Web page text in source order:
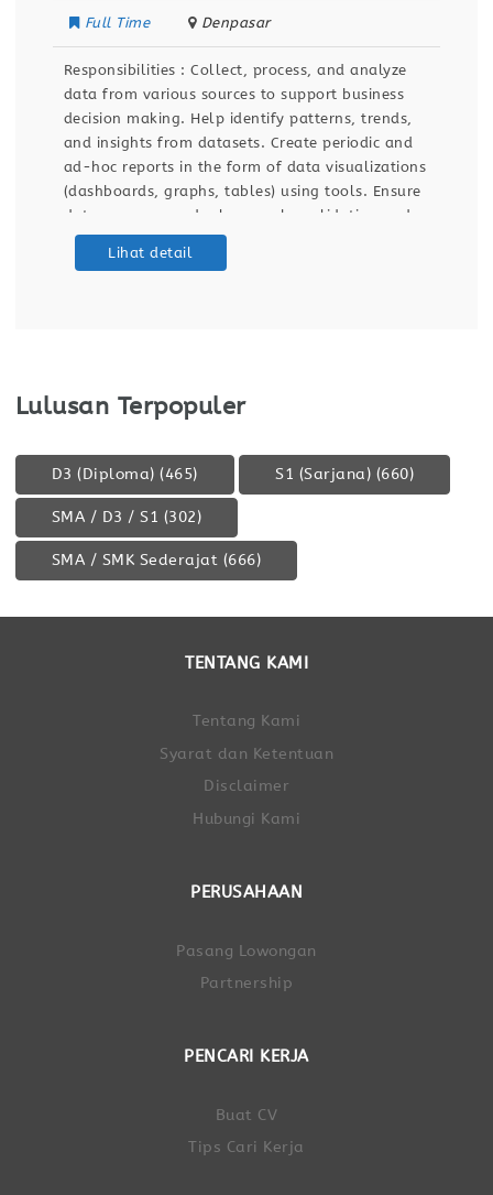
Full Time Denpasar
Responsibilities : Collect, process, and analyze
data from various sources to support business
decision making. Help identify patterns, trends,
and insights from datasets. Create periodic and
ad-hoc reports in the form of data visualizations
(dashboards, graphs, tables) using tools. Ensure
data accuracy and relevance by validating and
maintaining databases and dashboards. Support
ETL (Extract, Transform, Load) processes for data
Lihat detail
Lulusan Terpopuler
D3 (Diploma) (465) S1 (Sarjana) (660)
SMA / D3 / S1 (302)
SMA / SMK Sederajat (666)
TENTANG KAMI
Tentang Kami
Syarat dan Ketentuan
Disclaimer
Hubungi Kami
PERUSAHAAN
Pasang Lowongan
Partnership
PENCARI KERJA
Buat CV
Tips Cari Kerja